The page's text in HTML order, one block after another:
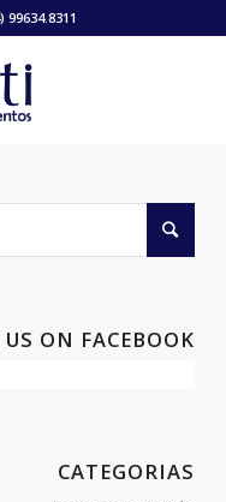
ON FACEBOOK
CATEGORIAS